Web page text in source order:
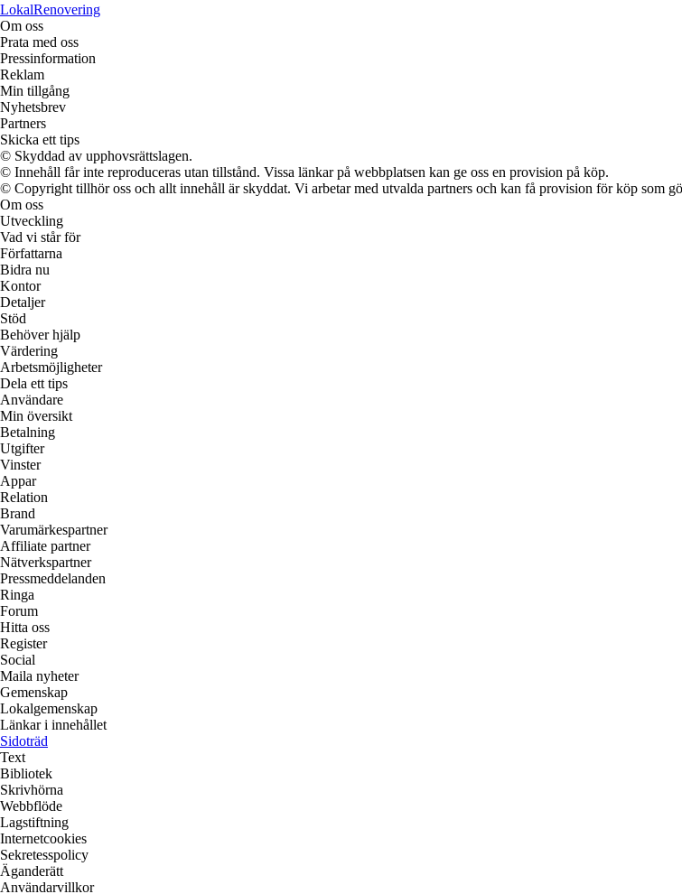
LokalRenovering
Om oss
Prata med oss
Pressinformation
Reklam
Min tillgång
Nyhetsbrev
Partners
Skicka ett tips
© Skyddad av upphovsrättslagen.
© Innehåll får inte reproduceras utan tillstånd. Vissa länkar på webbplatsen kan ge oss en provision på köp.
© Copyright tillhör oss och allt innehåll är skyddat. Vi arbetar med utvalda partners och kan få provision för köp som
Om oss
Utveckling
Vad vi står för
Författarna
Bidra nu
Kontor
Detaljer
Stöd
Behöver hjälp
Värdering
Arbetsmöjligheter
Dela ett tips
Användare
Min översikt
Betalning
Utgifter
Vinster
Appar
Relation
Brand
Varumärkespartner
Affiliate partner
Nätverkspartner
Pressmeddelanden
Ringa
Forum
Hitta oss
Register
Social
Maila nyheter
Gemenskap
Lokalgemenskap
Länkar i innehållet
Sidoträd
Text
Bibliotek
Skrivhörna
Webbflöde
Lagstiftning
Internetcookies
Sekretesspolicy
Äganderätt
Användarvillkor